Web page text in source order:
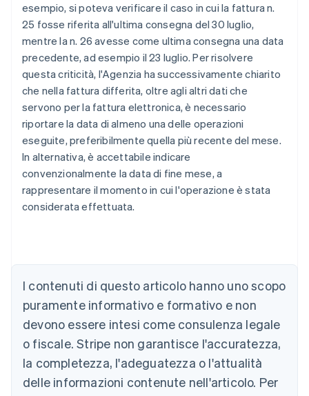
esempio, si poteva verificare il caso in cui la fattura n.
25 fosse riferita all'ultima consegna del 30 luglio,
mentre la n. 26 avesse come ultima consegna una data
precedente, ad esempio il 23 luglio. Per risolvere
questa criticità, l'Agenzia ha successivamente chiarito
che nella fattura differita, oltre agli altri dati che
servono per la fattura elettronica, è necessario
riportare la data di almeno una delle operazioni
eseguite, preferibilmente quella più recente del mese.
In alternativa, è accettabile indicare
convenzionalmente la data di fine mese, a
rappresentare il momento in cui l'operazione è stata
considerata effettuata.
I contenuti di questo articolo hanno uno scopo
puramente informativo e formativo e non
devono essere intesi come consulenza legale
o fiscale. Stripe non garantisce l'accuratezza,
la completezza, l'adeguatezza o l'attualità
delle informazioni contenute nell'articolo. Per
Australia
Brasile
Português English
Bulgaria
English
Canada
Cina continentale
简体中文English